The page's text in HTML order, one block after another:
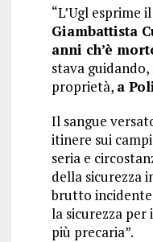
“L’Ugl esprime
Giambattista
anni ch’è
stava
proprietà, a
Il sangue
itinere sui
seria e
della sicurezza
brutto
la sicurezza
più precaria”.